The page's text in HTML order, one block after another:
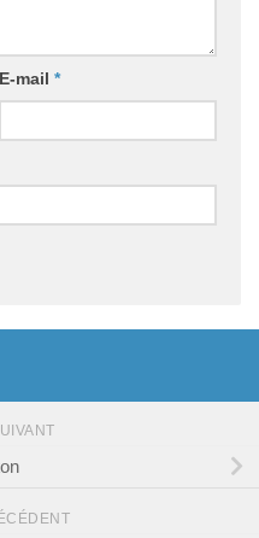
E-mail *